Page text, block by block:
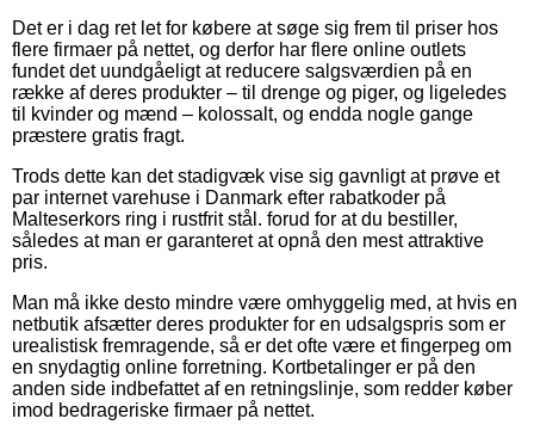
Det er i dag ret let for købere at søge sig frem til priser hos
flere firmaer på nettet, og derfor har flere online outlets
fundet det uundgåeligt at reducere salgsværdien på en
række af deres produkter – til drenge og piger, og ligeledes
til kvinder og mænd – kolossalt, og endda nogle gange
præstere gratis fragt.
Trods dette kan det stadigvæk vise sig gavnligt at prøve et
par internet varehuse i Danmark efter rabatkoder på
Malteserkors ring i rustfrit stål. forud for at du bestiller,
således at man er garanteret at opnå den mest attraktive
pris.
Man må ikke desto mindre være omhyggelig med, at hvis en
netbutik afsætter deres produkter for en udsalgspris som er
urealistisk fremragende, så er det ofte være et fingerpeg om
en snydagtig online forretning. Kortbetalinger er på den
anden side indbefattet af en retningslinje, som redder køber
imod bedrageriske firmaer på nettet.